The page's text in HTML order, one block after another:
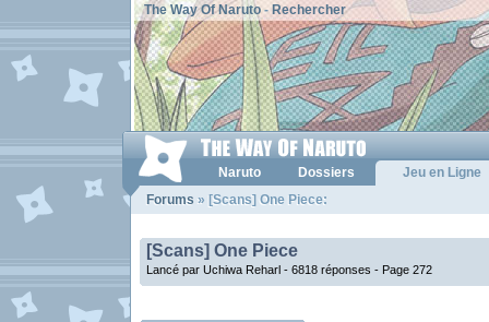
The Way Of Naruto- Rechercher
Naruto Dossiers
Jeu en Ligne
Forums » [Scans] One Piece:
[Scans] One Piece
Lancé par Uchiwa Reharl - 6818 réponses - Page 272